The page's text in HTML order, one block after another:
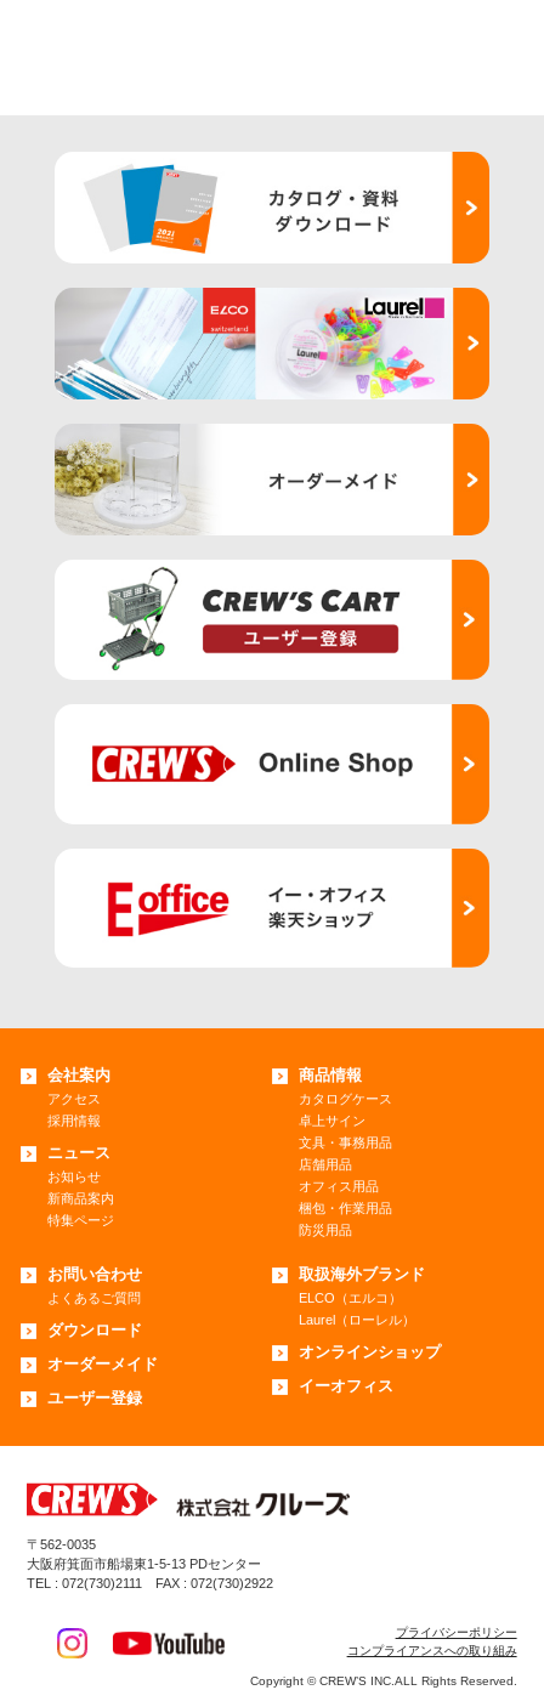
会社案内
アクセス
採用情報
ニュース
お知らせ
新商品案内
特集ページ
商品情報
カタログケース
卓上サイン
文具・事務用品
店舗用品
オフィス用品
梱包・作業用品
防災用品
お問い合わせ
よくあるご質問
ダウンロード
オーダーメイド
ユーザー登録
取扱海外ブランド
ELCO（エルコ）
Laurel（ローレル）
オンラインショップ
イーオフィス
〒562-0035
大阪府箕面市船場東1-5-13 PDセンター
TEL : 072(730)2111 FAX : 072(730)2922
プライバシーポリシー
コンプライアンスへの取り組み
Copyright © CREW’S INC.ALL Rights Reserved.